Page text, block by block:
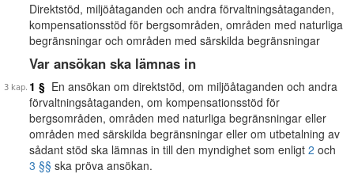
Direktstöd, miljöåtaganden och andra förvaltningsåtaganden,
kompensationsstöd för bergsområden, områden med naturliga
begränsningar och områden med särskilda begränsningar
Var ansökan ska lämnas in
1 § En ansökan om direktstöd, om miljöåtaganden och andra
förvaltningsåtaganden, om kompensationsstöd för
bergsområden, områden med naturliga begränsningar eller
områden med särskilda begränsningar eller om utbetalning av
sådant stöd ska lämnas in till den myndighet som enligt 2 och
3 §§ ska pröva ansökan.